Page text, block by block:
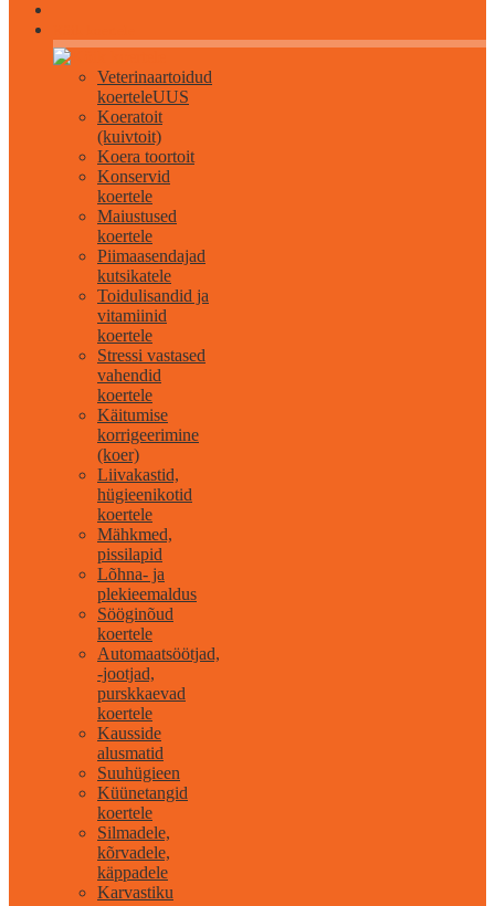
Veterinaartoidud
koerteleUUS
Koeratoit
(kuivtoit)
Koera toortoit
Konservid
koertele
Maiustused
koertele
Piimaasendajad
kutsikatele
Toidulisandid ja
vitamiinid
koertele
Stressi vastased
vahendid
koertele
Käitumise
korrigeerimine
(koer)
Liivakastid,
hügieenikotid
koertele
Mähkmed,
pissilapid
Lõhna- ja
plekieemaldus
Sööginõud
koertele
Automaatsöötjad,
-jootjad,
purskkaevad
koertele
Kausside
alusmatid
Suuhügieen
Küünetangid
koertele
Silmadele,
kõrvadele,
käppadele
Karvastiku